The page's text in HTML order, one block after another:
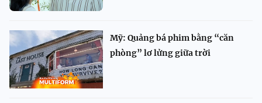
Mỹ: Quảng bá phim bằng “căn
phòng” lơ lửng giữa trời